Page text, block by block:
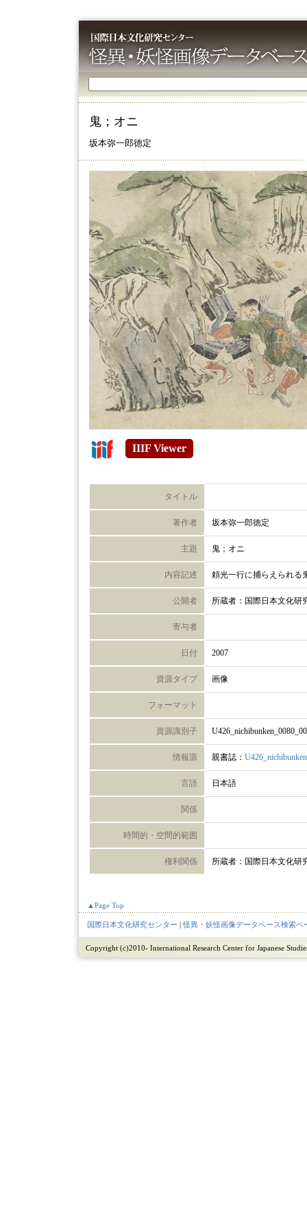
鬼；オニ
坂本弥一郎徳定
IIIF Viewer
タイトル
著作者 坂本弥一郎徳定
主題 鬼；オニ
内容記述 頼光一行に捕らえられる
公開者 所蔵者：国際日本文化研
寄与者
日付 2007
資源タイプ 画像
フォーマット
資源識別子
情報源 親書誌：
言語 日本語
関係
時間的・空間的範囲
権利関係 所蔵者：国際日本文化研
▲Page Top
国際日本文化研究センター |怪異・妖怪画像データベース検索ペ
Copyright (c)2010- International Research Center for Japanese